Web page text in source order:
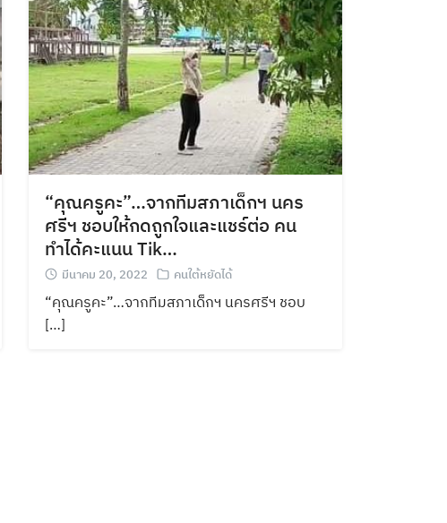
“คุณครูคะ”…จากทีมสภาเด็กฯ นคร
ศรีฯ ชอบให้กดถูกใจและแชร์ต่อ คน
ทำได้คะแนน Tik…
มีนาคม 20, 2022 คนใต้หยัดได้
“คุณครูคะ”…จากทีมสภาเด็กฯ นครศรีฯ ชอบ
[…]